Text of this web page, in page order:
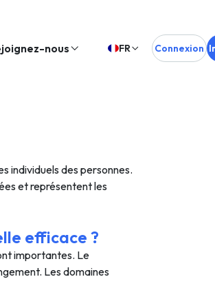
nous FR Connexion
individuels des personnes.
et représentent les
efficace ?
importantes. Le
Les domaines